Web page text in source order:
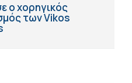
ο χορηγικός
των Vikos